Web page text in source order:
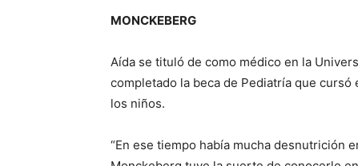
MONCKEBERG
Aída se tituló de como médico en la
completado la beca de Pediatría que cursó
los niños.
“En ese tiempo había mucha desnutrición